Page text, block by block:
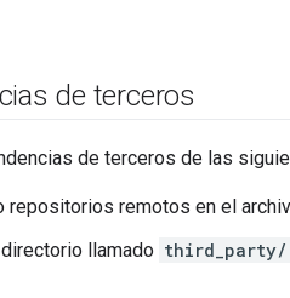
de terceros
de terceros de las
repositorios remotos en el
llamado third_party/